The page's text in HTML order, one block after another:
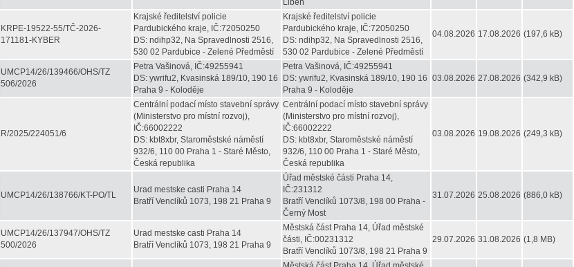
Libeň
KRPE-19522-55/TČ-2026-
171181-KYBER
Krajské ředitelství policie
Pardubického kraje, IČ:72050250
DS: ndihp32, Na Spravedlnosti 2516,
530 02 Pardubice - Zelené Předměstí
Krajské ředitelství policie
Pardubického kraje, IČ:72050250
DS: ndihp32, Na Spravedlnosti 2516,
530 02 Pardubice - Zelené Předměstí
04.08.2026 17.08.2026 (197,6 kB)
UMCP14/26/139466/OHS/TZ
506/2026
Petra Vašinová, IČ:49255941
DS: ywrifu2, Kvasinská 189/10, 190 16
Praha 9 - Koloděje
Petra Vašinová, IČ:49255941
DS: ywrifu2, Kvasinská 189/10, 190 16
Praha 9 - Koloděje
03.08.2026 27.08.2026 (342,9 kB)
R/2025/224051/6
Centrální podací místo stavební správy
(Ministerstvo pro místní rozvoj),
IČ:66002222
DS: kbt8xbr, Staroměstské náměstí
932/6, 110 00 Praha 1 - Staré Město,
Česká republika
Centrální podací místo stavební správy
(Ministerstvo pro místní rozvoj),
IČ:66002222
DS: kbt8xbr, Staroměstské náměstí
932/6, 110 00 Praha 1 - Staré Město,
Česká republika
03.08.2026 19.08.2026 (249,3 kB)
UMCP14/26/138766/KT-PO/TL
Urad mestske casti Praha 14
Bratří Venclíků 1073, 198 21 Praha 9
Úřad městské části Praha 14,
IČ:231312
Bratří Venclíků 1073/8, 198 00 Praha -
Černý Most
31.07.2026 25.08.2026 (886,0 kB)
UMCP14/26/137947/OHS/TZ
500/2026
Urad mestske casti Praha 14
Bratří Venclíků 1073, 198 21 Praha 9
Městská část Praha 14, Úřad městské
části, IČ:00231312
Bratří Venclíků 1073/8, 198 21 Praha 9
29.07.2026 31.08.2026 (1,8 MB)